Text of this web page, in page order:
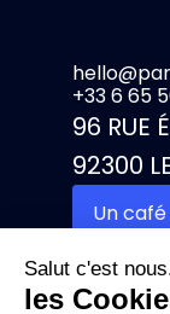
+33 6 65
96 RUE
92300
Un café